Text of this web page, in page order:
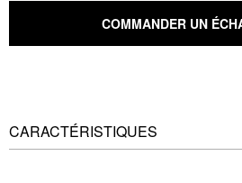
COMMANDER UN
CARACTÉRISTIQUES